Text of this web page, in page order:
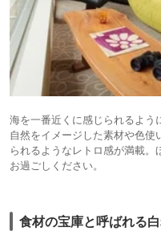
海を一番近くに感じられるよう
自然をイメージした素材や色使
られるようなレトロ感が満載。
お過ごしください。
食材の宝庫と呼ばれる